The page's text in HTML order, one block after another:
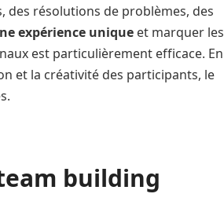
des résolutions de problèmes, des
expérience unique et marquer les
est particulièrement efficace. En
et la créativité des participants, le
building